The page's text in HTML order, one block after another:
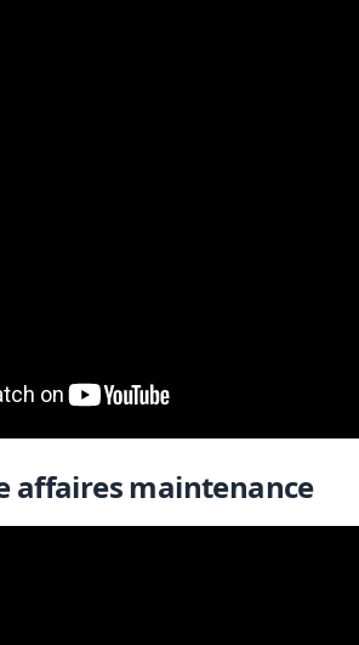
affaires maintenance